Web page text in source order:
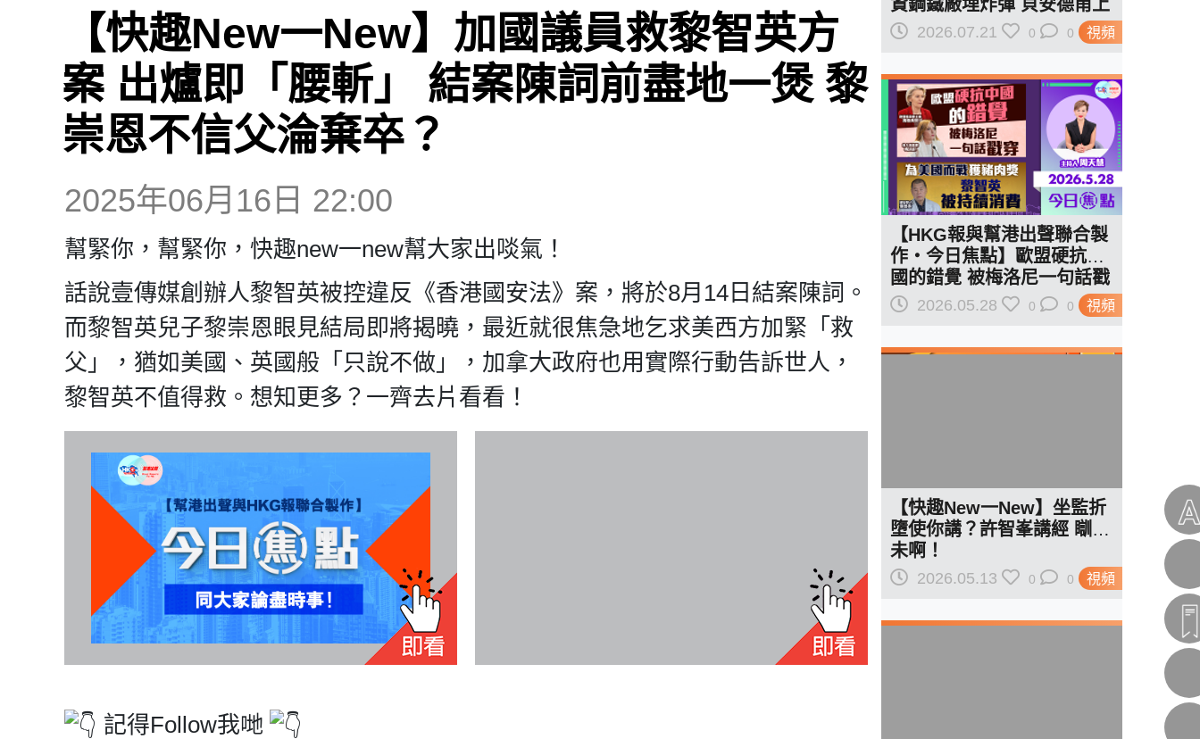
【快趣New一New】加國議員救黎智英方
案 出爐即「腰斬」 結案陳詞前盡地一煲 黎
崇恩不信父淪棄卒？
2025年06月16日 22:00
幫緊你，幫緊你，快趣new一new幫大家出啖氣！
話說壹傳媒創辦人黎智英被控違反《香港國安法》案，將於8月14日結案陳詞。
而黎智英兒子黎崇恩眼見結局即將揭曉，最近就很焦急地乞求美西方加緊「救
父」，猶如美國、英國般「只說不做」，加拿大政府也用實際行動告訴世人，
黎智英不值得救。想知更多？一齊去片看看！
記得Follow我哋
視頻
資鋼鐵廠埋炸彈 貝安德甫上
任即失中國牌 未施政先被廢
武功？美撤「香港緊急狀
2026.07.21 0 0
視頻
【HKG報與幫港出聲聯合製
作‧今日焦點】歐盟硬抗中
國的錯覺 被梅洛尼一句話戳
穿 為美國而戰獲豬肉獎 黎
2026.05.28 0 0
視頻
【快趣New一New】坐監折
墮使你講？許智峯講經 瞓醒
未啊！
2026.05.13 0 0